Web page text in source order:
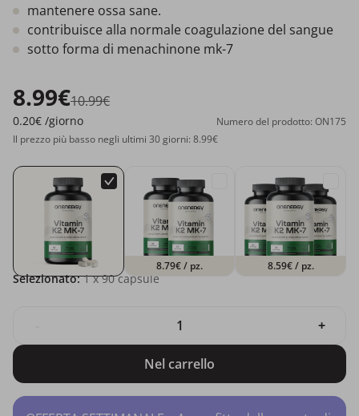
mantenere ossa sane.
contribuisce alla normale coagulazione del sangue
sotto forma di menachinone mk-7
8.99€10.99€
0.20€ /giorno
Numero del prodotto: ON175
Il prezzo più basso negli ultimi 30 giorni: 8.99€
8.79€/ pz. 8.59€/ pz.
Selezionato: 1x 90 capsule
+
Nel carrello